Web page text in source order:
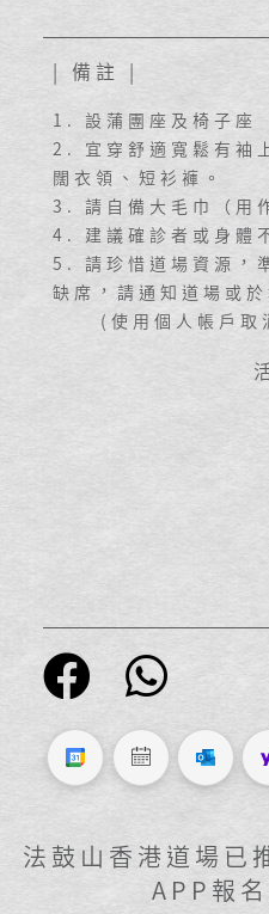
| 備註 |
1. 設蒲團座及椅子座
2. 宜穿舒適寬鬆有袖
闊衣領、短衫褲。
3. 請自備大毛巾（用
4. 建議確診者或身體
5. 請珍惜道場資源，
缺席，請通知道場或
(使用個人帳戶取
法鼓山香港道場已
APP報名